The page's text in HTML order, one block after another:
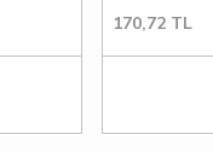
170,72 TL